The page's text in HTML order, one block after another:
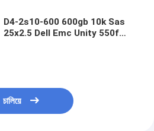
D4-2s10-600 600gb 10k Sas
25x2.5 Dell Emc Unity 550f
চালিয়ে